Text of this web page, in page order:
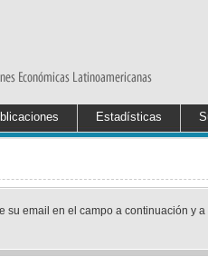
Estadísticas
su email en el campo a continuación y